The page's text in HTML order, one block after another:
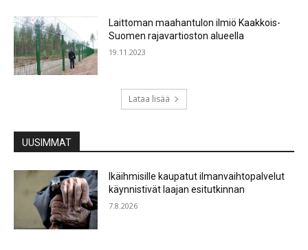
Laittoman maahantulon ilmiö Kaakkois-
Suomen rajavartioston alueella
19.11.2023
Lataa lisää
UUSIMMAT
Ikäihmisille kaupatut ilmanvaihtopalvelut
käynnistivät laajan esitutkinnan
7.8.2026